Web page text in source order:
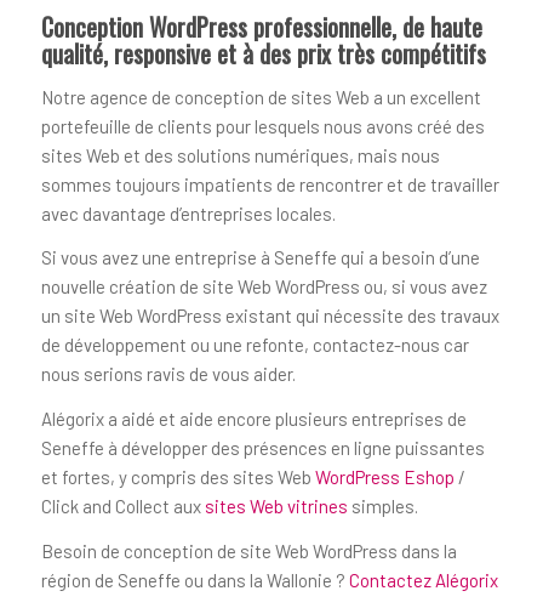
Conception WordPress professionnelle, de haute
qualité, responsive et à des prix très compétitifs
Notre agence de conception de sites Web a un excellent
portefeuille de clients pour lesquels nous avons créé des
sites Web et des solutions numériques, mais nous
sommes toujours impatients de rencontrer et de travailler
avec davantage d’entreprises locales.
Si vous avez une entreprise à Seneffe qui a besoin d’une
nouvelle création de site Web WordPress ou, si vous avez
un site Web WordPress existant qui nécessite des travaux
de développement ou une refonte, contactez-nous car
nous serions ravis de vous aider.
Alégorix a aidé et aide encore plusieurs entreprises de
Seneffe à développer des présences en ligne puissantes
et fortes, y compris des sites Web WordPress Eshop /
Click and Collect aux sites Web vitrines simples.
Besoin de conception de site Web WordPress dans la
région de Seneffe ou dans la Wallonie ? Contactez Alégorix